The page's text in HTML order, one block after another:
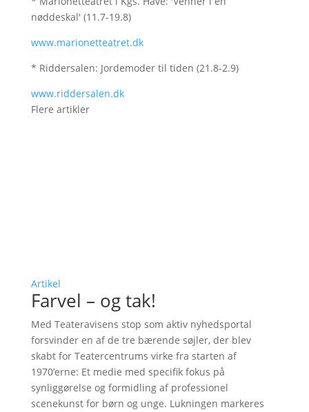
nøddeskal' (11.7-19.8)
www.marionetteatret.dk
* Riddersalen: Jordemoder til tiden (21.8-2.9)
www.riddersalen.dk
Flere artikler
Artikel
Farvel – og tak!
Med Teateravisens stop som aktiv nyhedsportal
forsvinder en af de tre bærende søjler, der blev
skabt for Teatercentrums virke fra starten af
1970’erne: Et medie med specifik fokus på
synliggørelse og formidling af professionel
scenekunst for børn og unge. Lukningen markeres